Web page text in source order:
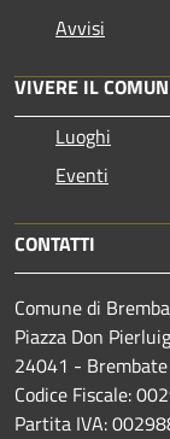
Avvisi
VIVERE IL
Luoghi
Eventi
CONTATTI
Comune di
Piazza Don
24041 - Brembate
Codice Fiscale:
Partita IVA: